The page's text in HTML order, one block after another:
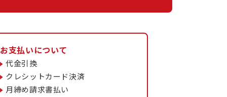
お支払いについて
代金引換
クレシットカード決済
月締め請求書払い